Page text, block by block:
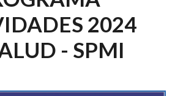
2024
- SPMI